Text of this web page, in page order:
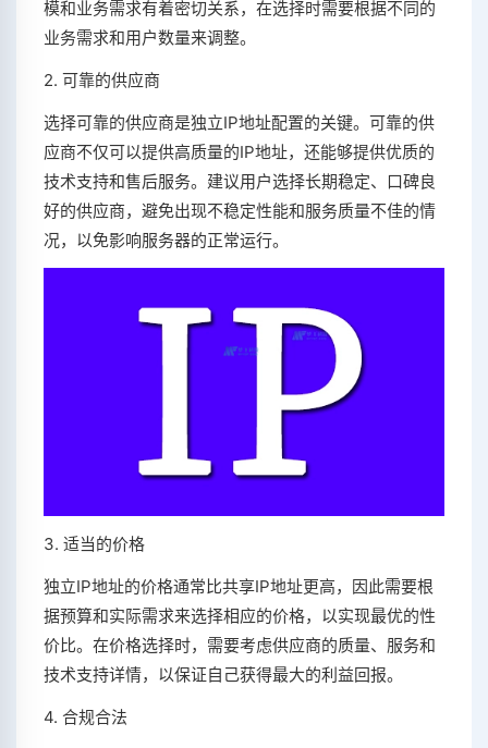
模和业务需求有着密切关系，在选择时需要根据不同的
业务需求和用户数量来调整。
2. 可靠的供应商
选择可靠的供应商是独立IP地址配置的关键。可靠的供
应商不仅可以提供高质量的IP地址，还能够提供优质的
技术支持和售后服务。建议用户选择长期稳定、口碑良
好的供应商，避免出现不稳定性能和服务质量不佳的情
况，以免影响服务器的正常运行。
3. 适当的价格
独立IP地址的价格通常比共享IP地址更高，因此需要根
据预算和实际需求来选择相应的价格，以实现最优的性
价比。在价格选择时，需要考虑供应商的质量、服务和
技术支持详情，以保证自己获得最大的利益回报。
4. 合规合法